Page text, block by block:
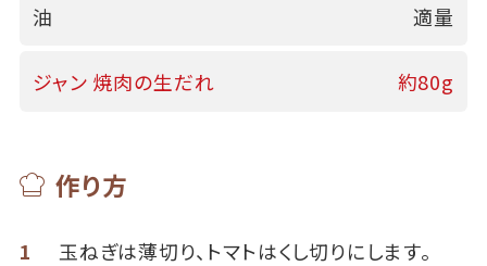
油 適量
ジャン 焼肉の生だれ 約80g
作り方
1 玉ねぎは薄切り、トマトはくし切りにします。